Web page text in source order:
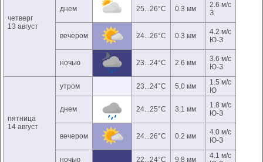
четверг
13 август
днем 25...26°C 0.3 мм
2.6 м/с
З
вечером 24...26°C 0.3 мм
4.2 м/с
Ю-З
ночью 23...24°C 2.6 мм
3.6 м/с
Ю-З
пятница
14 август
утром 23...24°C 5.0 мм
1.5 м/с
Ю
днем 24...25°C 3.1 мм
1.8 м/с
Ю-З
вечером 24...26°C 0.2 мм
4.0 м/с
Ю-З
ночью 22...24°C 9.8 мм
4.1 м/с